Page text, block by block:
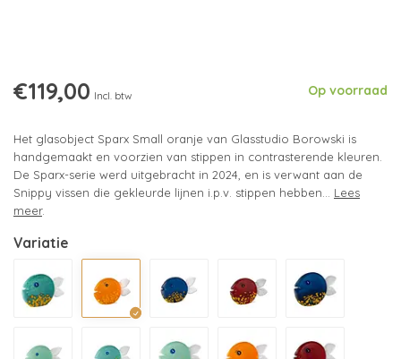
€119,00 Incl. btw Op voorraad
Het glasobject Sparx Small oranje van Glasstudio Borowski is
handgemaakt en voorzien van stippen in contrasterende kleuren.
De Sparx-serie werd uitgebracht in 2024, en is verwant aan de
Snippy vissen die gekleurde lijnen i.p.v. stippen hebben... Lees
meer.
Variatie